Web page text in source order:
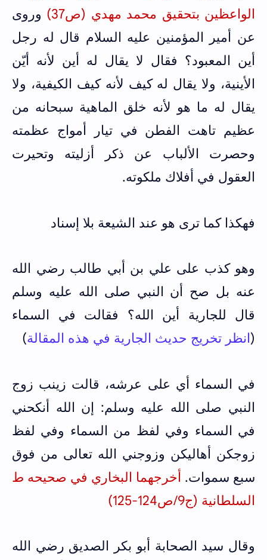
الواعظين بتحقيق محمد مهدي (ص37)
وروى
عن أمير المؤمنين عليه السلام قال له رجل
أين المعبود؟ فقال لا يقال له أين لأنه أيّن
الأينية، ولا يقال له كيف لأنه كيف الكيفية، ولا
يقال له ما هو لأنه خلق الماهية سبحانه من
عظيم تاهت الفطن في تيار أمواج عظمته
وحصرت الألباب عن ذكر أزليته وتحيرت
العقول في أفلاك ملكوته.
فهكذا كما ترى هو عند الشيعة بلا إسناد
وهو كذب على علي بن أبي طالب رضي الله
عنه بل صح أن النبي صلى الله عليه وسلم
قال للجارية أين الله؟ فقالت في السماء
(انظر تخريج حديث الجارية في هذه المقالة)
في السماء أي على عرشه، قالت زينب زوج
النبي صلى الله عليه وسلم: إن الله ‌أنكحني
في السماء وفي لفظ من السماء وفي لفظ
زوجكن أهاليكن وزوجني الله تعالى من فوق
سبع سموات. أخرجهما البخاري في صحيحه ط
السلطانية (ج9/ص124-125)
وقال سيد الصحابة أبو بكر الصديق رضي الله